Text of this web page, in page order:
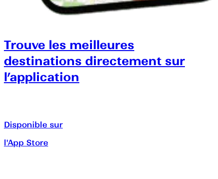
Trouve les meilleures
destinations directement sur
l’application
Disponible sur
l'App Store